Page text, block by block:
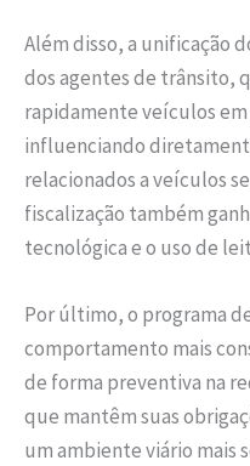
Além disso, a unificação
dos agentes de trânsito,
rapidamente veículos
influenciando
relacionados a veículos
fiscalização também
tecnológica e o uso de
Por último, o programa
comportamento mais
de forma preventiva na
que mantêm suas
um ambiente viário mais